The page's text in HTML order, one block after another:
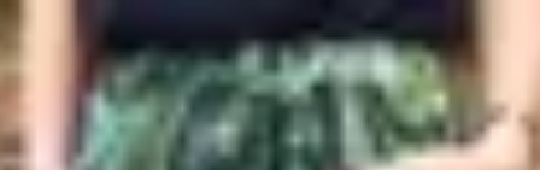
Profitez d'un essai 24h pour seulement 2€ !
Découvrir !
Basculer